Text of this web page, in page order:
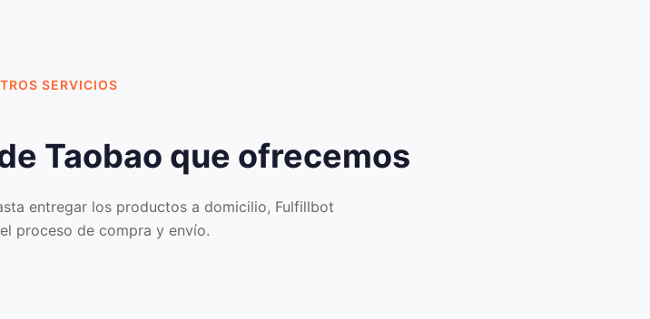
SERVICIOS
Taobao que ofrecemos
entregar los productos a domicilio, Fulfillbot
proceso de compra y envío.